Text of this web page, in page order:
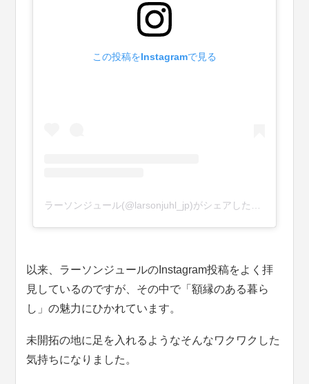
この投稿をInstagramで見る
以来、ラーソンジュールのInstagram投稿をよく拝
見しているのですが、その中で「額縁のある暮ら
し」の魅力にひかれています。
未開拓の地に足を入れるようなそんなワクワクした
気持ちになりました。